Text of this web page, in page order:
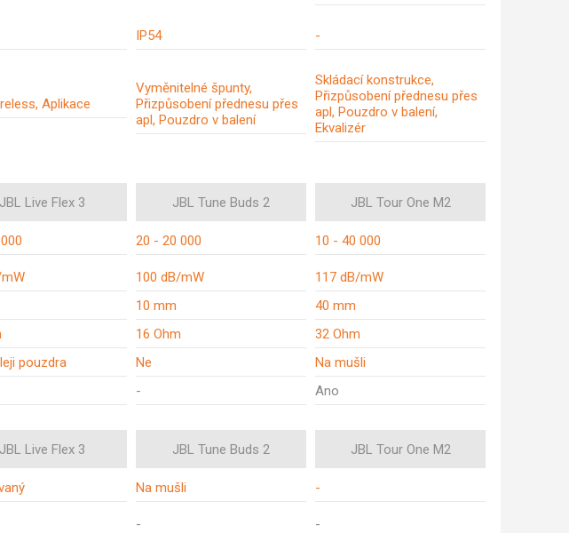
IP54 -
Aplikace
Vyměnitelné špunty,
Přizpůsobení přednesu přes
apl, Pouzdro v balení
Skládací konstrukce,
Přizpůsobení přednesu přes
apl, Pouzdro v balení,
Ekvalizér
JBL Live Flex 3 JBL Tune Buds 2
JBL Tour One M2
20 - 20 000 10 - 40 000
100 dB/mW
117 dB/mW
10 mm
40 mm
16 Ohm
32 Ohm
pouzdra Ne
Na mušli
- Ano
JBL Live Flex 3 JBL Tune Buds 2
JBL Tour One M2
Na mušli -
- -